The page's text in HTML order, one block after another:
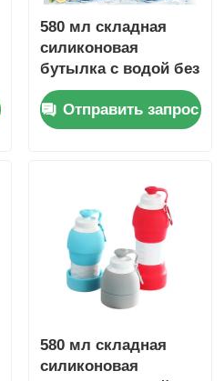
580 мл складная
силиконовая
бутылка с водой без
BPA складная 78x220
мм TSA
Отправить запрос
580 мл складная
силиконовая